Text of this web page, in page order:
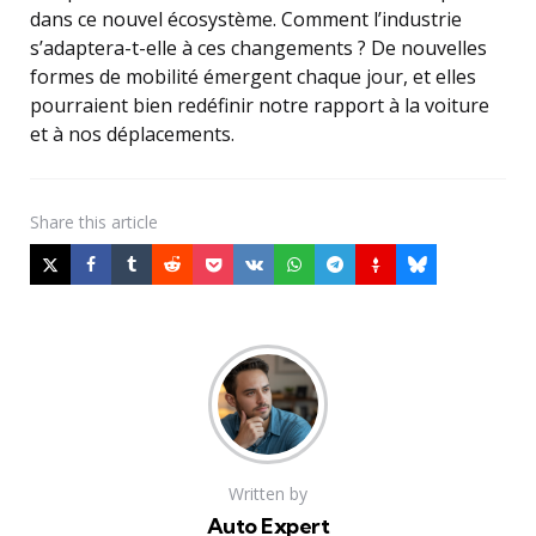
dans ce nouvel écosystème. Comment l’industrie
s’adaptera-t-elle à ces changements ? De nouvelles
formes de mobilité émergent chaque jour, et elles
pourraient bien redéfinir notre rapport à la voiture
et à nos déplacements.
Share this article
Written by
Auto Expert